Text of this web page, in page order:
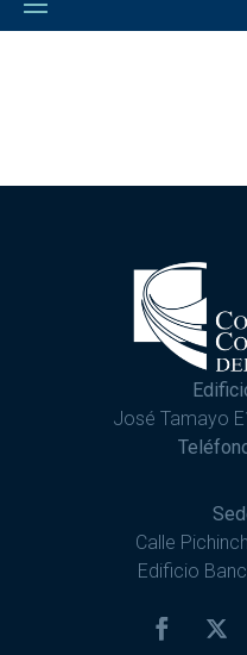
José Tamayo
Calle
Edificio